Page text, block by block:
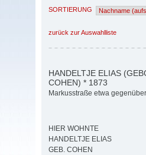
SORTIERUNG
zurück zur Auswahlliste
HANDELTJE ELIAS
COHEN) * 1873
Markusstraße etwa
HIER WOHNTE
HANDELTJE ELIAS
GEB. COHEN